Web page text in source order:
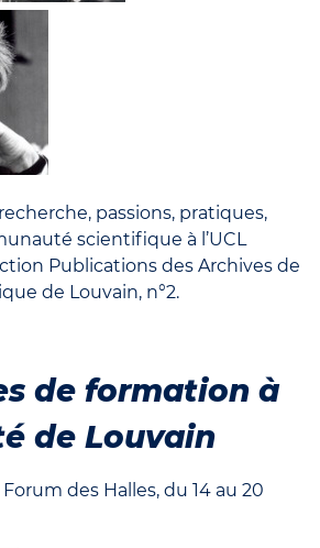
passions, pratiques,
scientifique à l’UCL
Publications des Archives de
de Louvain, n°2.
de formation à
de Louvain
des Halles, du 14 au 20